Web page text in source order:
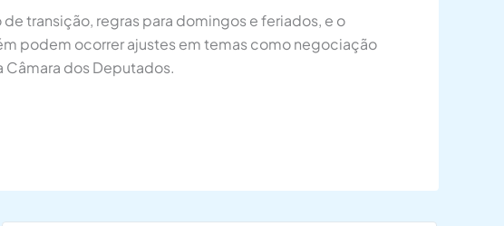
transição, regras para domingos e feriados, e o
podem ocorrer ajustes em temas como negociação
Câmara dos Deputados.